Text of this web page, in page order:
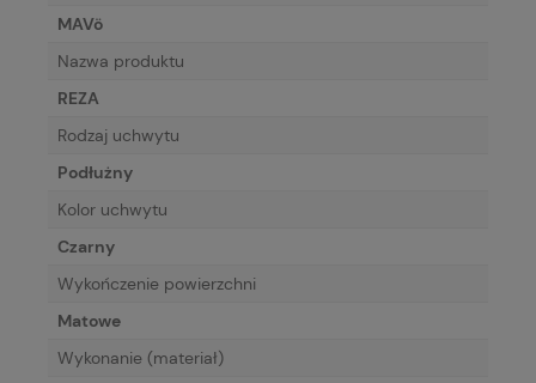
MAVö
Nazwa produktu
REZA
Rodzaj uchwytu
Podłużny
Kolor uchwytu
Czarny
Wykończenie powierzchni
Matowe
Wykonanie (materiał)